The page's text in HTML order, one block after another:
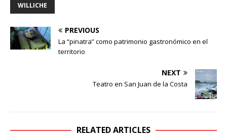
WILLICHE
PREVIOUS
La “pinatra” como patrimonio gastronómico en el
territorio
NEXT
Teatro en San Juan de la Costa
RELATED ARTICLES